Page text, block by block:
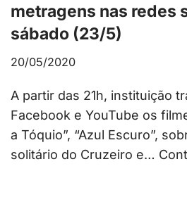
metragens nas redes
sábado (23/5)
20/05/2020
A partir das 21h, instituição
Facebook e YouTube os
a Tóquio”, “Azul Escuro”,
solitário do Cruzeiro e…